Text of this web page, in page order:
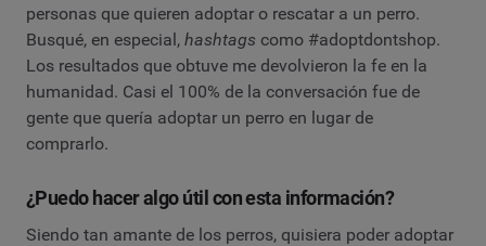
personas que quieren adoptar o rescatar a un perro.
Busqué, en especial, hashtags como #adoptdontshop.
Los resultados que obtuve me devolvieron la fe en la
humanidad. Casi el 100% de la conversación fue de
gente que quería adoptar un perro en lugar de
comprarlo.
¿Puedo hacer algo útil con esta información?
Siendo tan amante de los perros, quisiera poder adoptar